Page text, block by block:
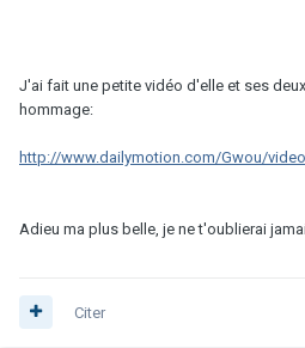
J'ai fait une petite vidéo d'elle et ses
hommage:
http://www.dailymotion.com/Gwou/
Adieu ma plus belle, je ne t'oublierai
Citer